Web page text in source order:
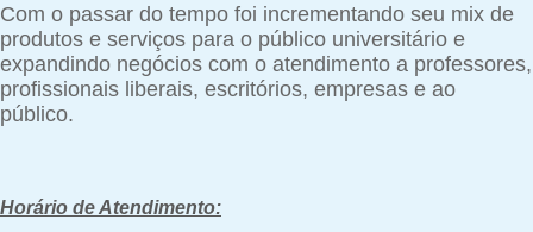
Com o passar do tempo foi incrementando seu mix de
produtos e serviços para o público universitário e
expandindo negócios com o atendimento a professores,
profissionais liberais, escritórios, empresas e ao
público.
Horário de Atendimento: